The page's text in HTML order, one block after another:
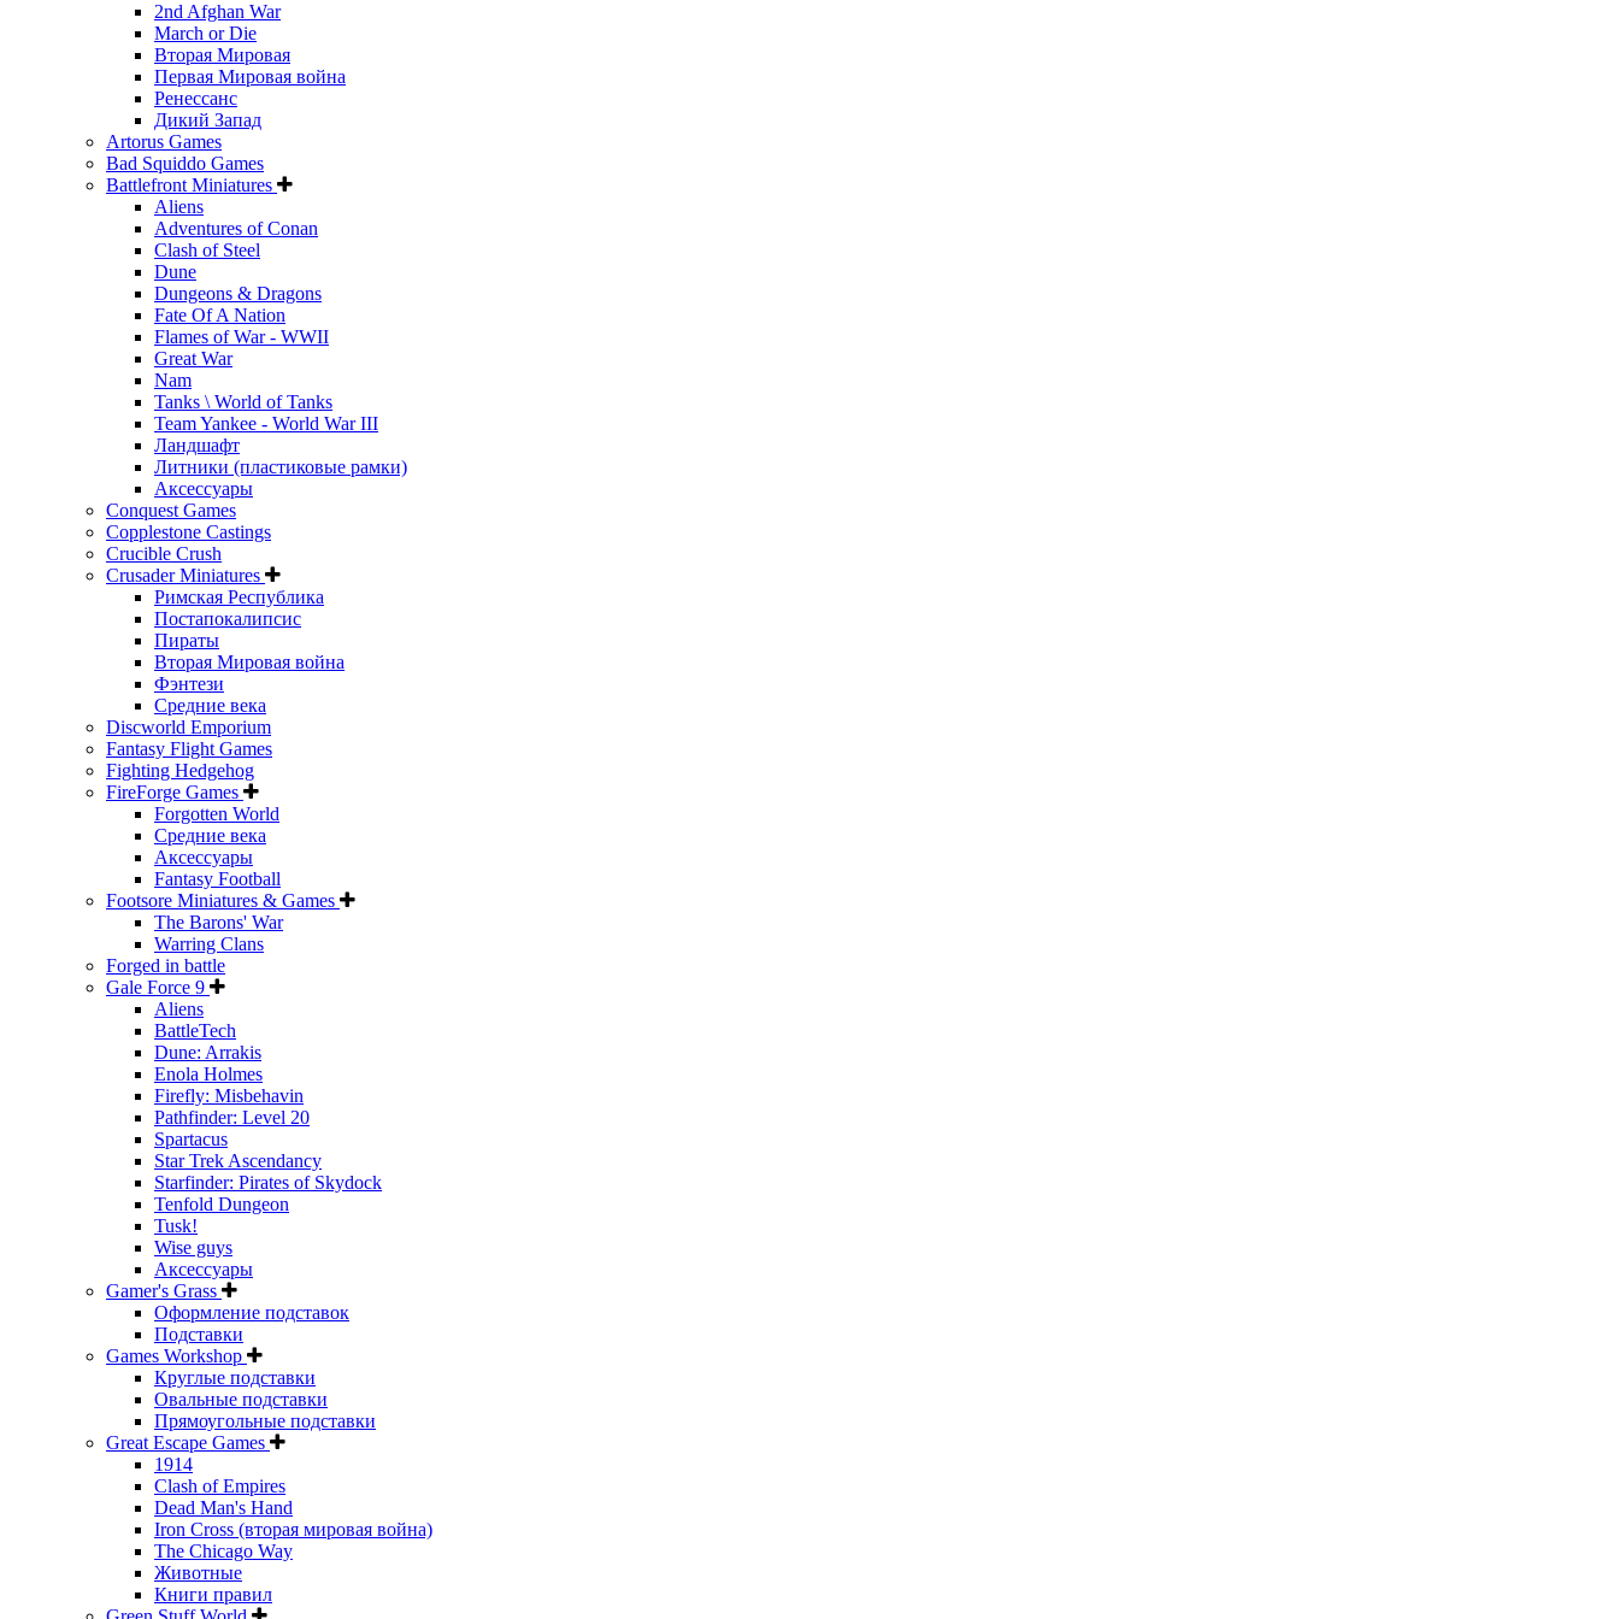
2nd Afghan War
March or Die
Вторая Мировая
Первая Мировая война
Ренессанс
Дикий Запад
Artorus Games
Bad Squiddo Games
Battlefront Miniatures
Aliens
Adventures of Conan
Clash of Steel
Dune
Dungeons & Dragons
Fate Of A Nation
Flames of War - WWII
Great War
Nam
Tanks \ World of Tanks
Team Yankee - World War III
Ландшафт
Литники (пластиковые рамки)
Аксессуары
Conquest Games
Copplestone Castings
Crucible Crush
Crusader Miniatures
Римская Республика
Постапокалипсис
Пираты
Вторая Мировая война
Фэнтези
Средние века
Discworld Emporium
Fantasy Flight Games
Fighting Hedgehog
FireForge Games
Forgotten World
Средние века
Аксессуары
Fantasy Football
Footsore Miniatures & Games
The Barons' War
Warring Clans
Forged in battle
Gale Force 9
Aliens
BattleTech
Dune: Arrakis
Enola Holmes
Firefly: Misbehavin
Pathfinder: Level 20
Spartacus
Star Trek Ascendancy
Starfinder: Pirates of Skydock
Tenfold Dungeon
Tusk!
Wise guys
Аксессуары
Gamer's Grass
Оформление подставок
Подставки
Games Workshop
Круглые подставки
Овальные подставки
Прямоугольные подставки
Great Escape Games
1914
Clash of Empires
Dead Man's Hand
Iron Cross (вторая мировая война)
The Chicago Way
Животные
Книги правил